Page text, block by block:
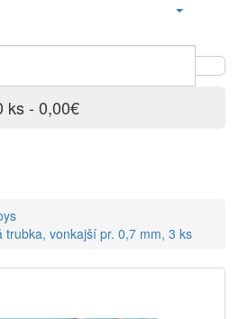
ks - 0,00€
trubka, vonkajší pr. 0,7 mm, 3 ks